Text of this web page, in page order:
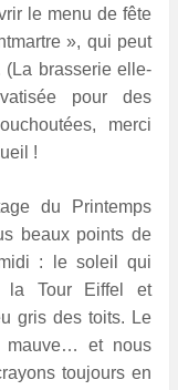
le menu de fête
», qui peut
(La brasserie elle-
pour des
merci
!
du Printemps
beaux points de
: le soleil qui
la Tour Eiffel et
gris des toits. Le
mauve… et nous
toujours en